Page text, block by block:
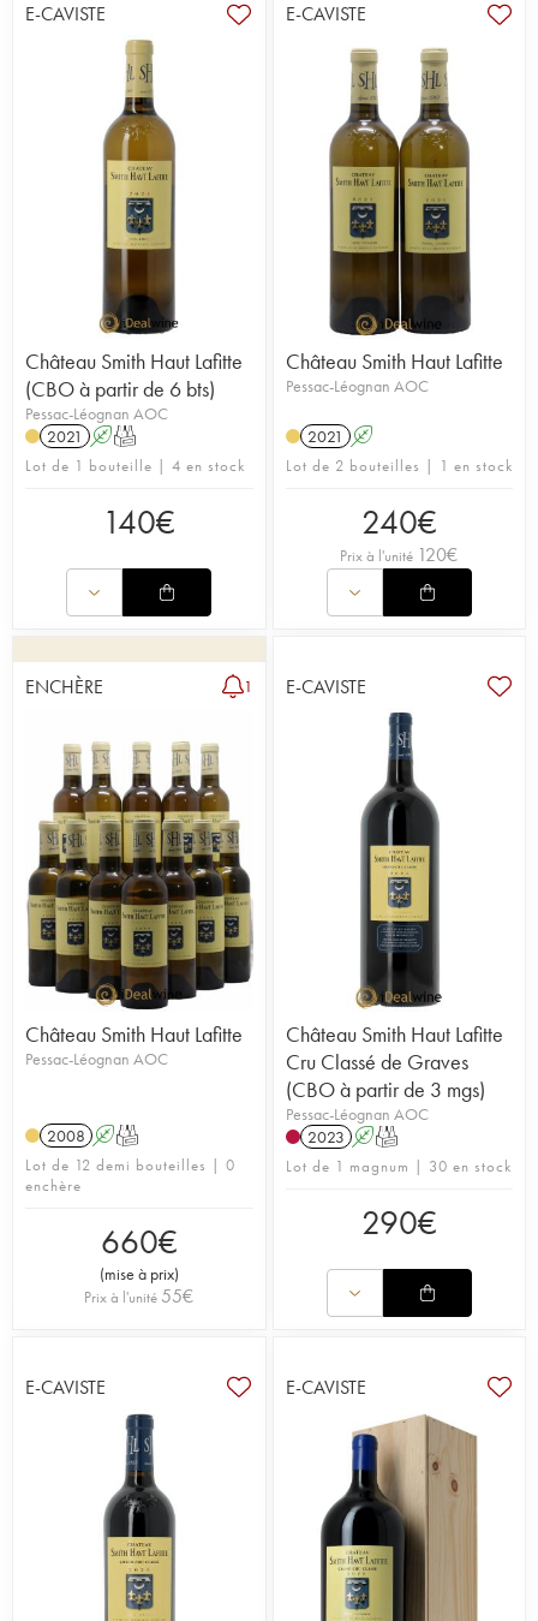
E-CAVISTE
Château Smith Haut Lafitte
(CBO à partir de 6 bts)
Pessac-Léognan AOC
2021
AT
Lot de 1 bouteille | 4 en stock
140€
E-CAVISTE
Château Smith Haut Lafitte
Pessac-Léognan AOC
2021 A
Lot de 2 bouteilles | 1 en stock
240€
Prix à l'unité 120€
ENCHÈRE 1
Château Smith Haut Lafitte
Pessac-Léognan AOC
2008 AT
Lot de 12 demi bouteilles | 0
enchère
660€
(mise à prix)
Prix à l'unité 55€
E-CAVISTE
Château Smith Haut Lafitte
Cru Classé de Graves
(CBO à partir de 3 mgs)
Pessac-Léognan AOC
2023 AT
Lot de 1 magnum | 30 en stock
290€
E-CAVISTE E-CAVISTE